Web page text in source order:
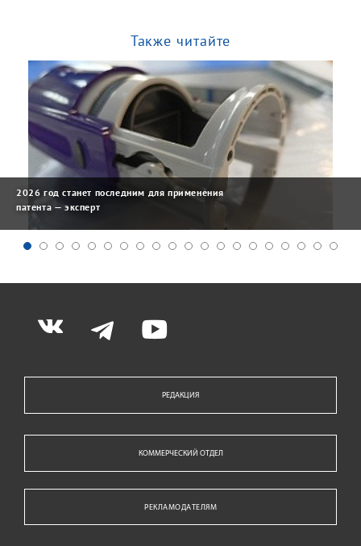
Также читайте
2026 год станет последним для применения
патента — эксперт
РЕДАКЦИЯ
КОММЕРЧЕСКИЙ ОТДЕЛ
РЕКЛАМОДАТЕЛЯМ